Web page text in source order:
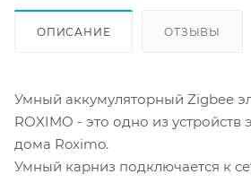
ОПИСАНИЕ ОТЗЫВЫ
Умный аккумуляторный Zigbee
ROXIMO - это одно из
дома Roximo.
Умный карниз подключается к